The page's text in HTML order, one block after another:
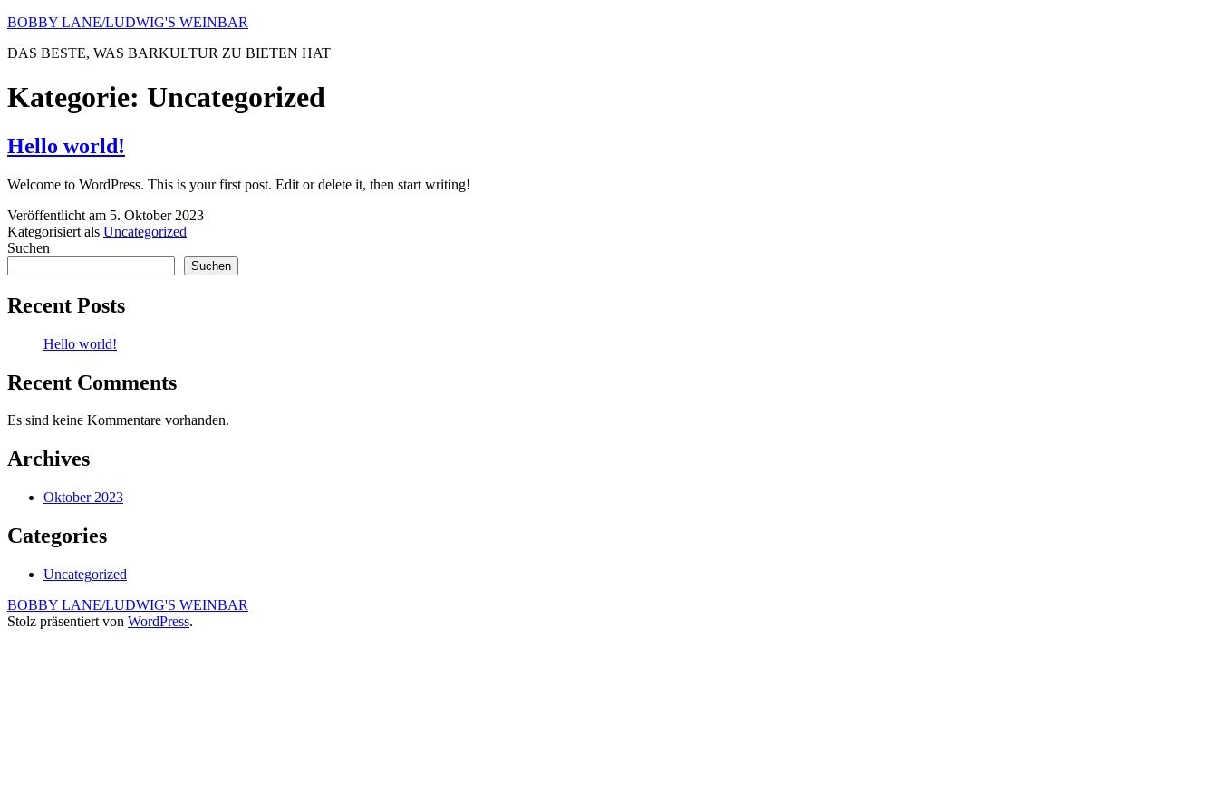
Zum
springen
BOBBY LANE/LUDWIG'S WEINBAR
DAS BESTE, WAS BARKULTUR ZU BIETEN HAT
Kategorie: Uncategorized
Hello world!
Welcome to WordPress. This is your first post. Edit or delete it, then start writing!
Veröffentlicht am 5. Oktober 2023
Kategorisiert als Uncategorized
Suchen
Suchen
Recent Posts
Hello world!
Recent Comments
Es sind keine Kommentare vorhanden.
Archives
Oktober 2023
Categories
Uncategorized
BOBBY LANE/LUDWIG'S WEINBAR
Stolz präsentiert von WordPress.